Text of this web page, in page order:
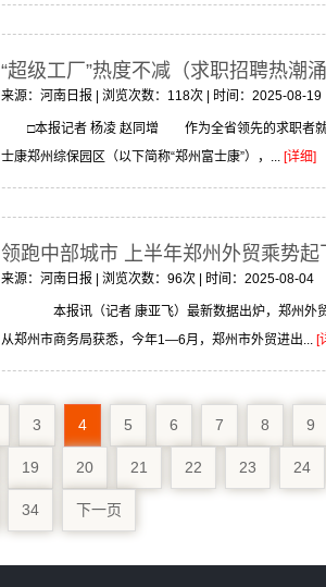
“超级工厂”热度不减（求职招聘热潮
来源：河南日报 | 浏览次数：118次 | 时间：2025-08-19
□本报记者 杨凌 赵同增 作为全省领先的求职者就
士康郑州综保园区（以下简称“郑州富士康”），... [详细]
领跑中部城市 上半年郑州外贸乘势起
来源：河南日报 | 浏览次数：96次 | 时间：2025-08-04
本报讯（记者 康亚飞）最新数据出炉，郑州
从郑州市商务局获悉，今年1—6月，郑州市外贸进出... [
3 4 5 6 7 8 9
19 20 21 22 23 24
34 下一页